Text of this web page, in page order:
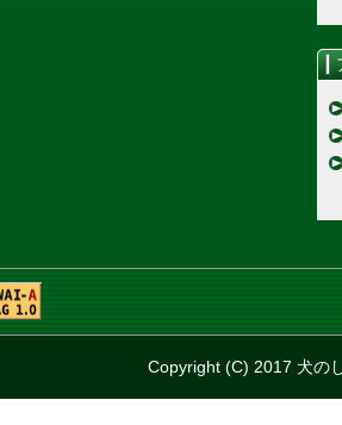
Copyright (C) 2017 犬の